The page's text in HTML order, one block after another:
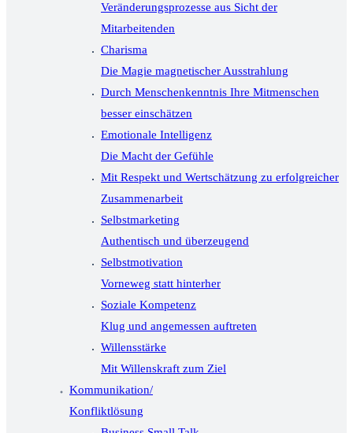
Veränderungsprozesse aus Sicht der
Mitarbeitenden
Charisma
Die Magie magnetischer Ausstrahlung
Durch Menschenkenntnis Ihre Mitmenschen
besser einschätzen
Emotionale Intelligenz
Die Macht der Gefühle
Mit Respekt und Wertschätzung zu erfolgreicher
Zusammenarbeit
Selbstmarketing
Authentisch und überzeugend
Selbstmotivation
Vorneweg statt hinterher
Soziale Kompetenz
Klug und angemessen auftreten
Willensstärke
Mit Willenskraft zum Ziel
Kommunikation/
Konfliktlösung